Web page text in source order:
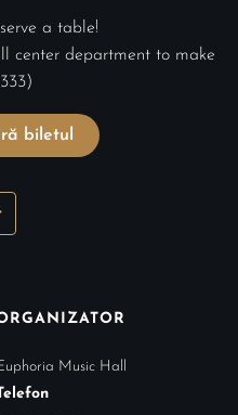
a table!
center department to make
biletul
Music Hall